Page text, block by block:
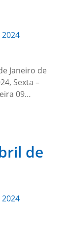
Janeiro de
Sexta –
09…
de